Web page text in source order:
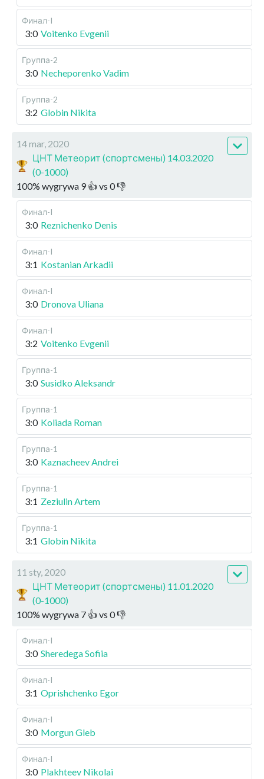
Финал-I
3:0 Voitenko Evgenii
Группа-2
3:0 Necheporenko Vadim
Группа-2
3:2 Globin Nikita
14 mar, 2020
ЦНТ Метеорит (спортсмены) 14.03.2020
(0-1000)
100% wygrywa 9👍 vs 0👎
Финал-I
3:0 Reznichenko Denis
Финал-I
3:1 Kostanian Arkadii
Финал-I
3:0 Dronova Uliana
Финал-I
3:2 Voitenko Evgenii
Группа-1
3:0 Susidko Aleksandr
Группа-1
3:0 Koliada Roman
Группа-1
3:0 Kaznacheev Andrei
Группа-1
3:1 Zeziulin Artem
Группа-1
3:1 Globin Nikita
11 sty, 2020
ЦНТ Метеорит (спортсмены) 11.01.2020
(0-1000)
100% wygrywa 7 👍 vs 0👎
Финал-I
3:0 Sheredega Sofiia
Финал-I
3:1 Oprishchenko Egor
Финал-I
3:0 Morgun Gleb
Финал-I
3:0 Plakhteev Nikolai